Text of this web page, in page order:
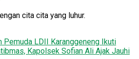
cita cita yang luhur.